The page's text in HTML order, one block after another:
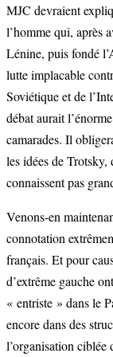
MJC devraient
l’homme qui, après
Lénine, puis fondé
lutte implacable
Soviétique et de
débat aurait
camarades. Il
les idées de Trotsky,
connaissent pas
Venons-en
connotation
français. Et pour
d’extrême gauche
« entriste » dans le
encore dans des
l’organisation